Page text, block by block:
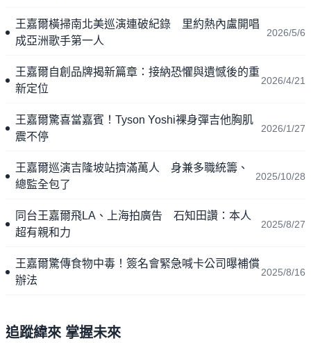
王嘉爾橫掃南北美巡演連破紀錄 里約熱內盧開唱
成亞洲歌手第一人
2026/5/6
王嘉爾自創品牌揭新篇章：接納恐懼與遺憾後的重
新定位
2026/4/21
王嘉爾驚喜當嘉賓！Tyson Yoshi裸身彈吉他胸肌
震不停
2026/1/27
王嘉爾巡演吉隆坡站擠滿萬人 身兼多職統籌、
總監全包了
2025/10/28
同台王嘉爾飛LA、上海拍廣告 石知田讚：本人
超有親和力
2025/8/27
王嘉爾驚傳食物中毒！簽名會緊急喊卡公司曝補償
辦法
2025/8/16
追蹤緯來 掌握未來